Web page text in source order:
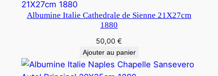
Albumine Italie Cathedrale de Sienne 21X27cm
1880
50,00 €
Ajouter au panier